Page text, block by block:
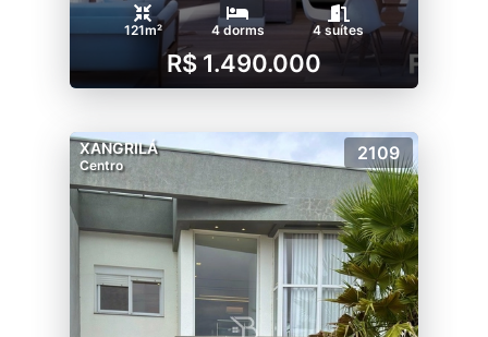
121m² 4 dorms 4 suítes
R$ 1.490.000
XANGRILÁ
Centro
2109